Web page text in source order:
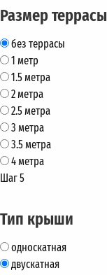
Размер террасы
без террасы
1 метр
1.5 метра
2 метра
2.5 метра
3 метра
3.5 метра
4 метра
Шаг 5
Тип крыши
односкатная
двускатная